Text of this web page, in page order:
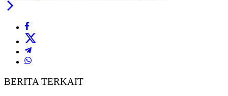
BERITA TERKAIT